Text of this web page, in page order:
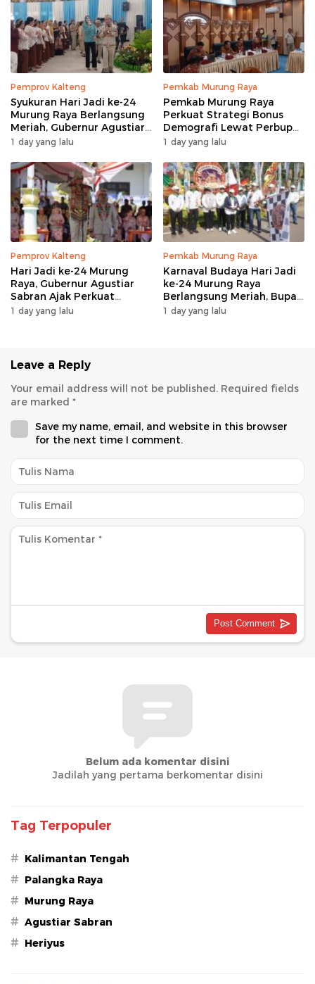
Pemprov Kalteng
Syukuran Hari Jadi ke-24
Murung Raya Berlangsung
Meriah, Gubernur Agustiar
Sabran Hibur Masyarakat
1 day yang lalu
Pemkab Murung Raya
Pemkab Murung Raya
Perkuat Strategi Bonus
Demografi Lewat Perbup
Nomor 14 Tahun 2026
1 day yang lalu
Pemprov Kalteng
Hari Jadi ke-24 Murung
Raya, Gubernur Agustiar
Sabran Ajak Perkuat
Sinergi Pembangunan
1 day yang lalu
Pemkab Murung Raya
Karnaval Budaya Hari Jadi
ke-24 Murung Raya
Berlangsung Meriah, Bupati
Heriyus Apresiasi
1 day yang lalu
Leave a Reply
Your email address will not be published. Required fields
are marked *
Save my name, email, and website in this browser
for the next time I comment.
Belum ada komentar disini
Jadilah yang pertama berkomentar disini
Tag Terpopuler
# Kalimantan Tengah
# Palangka Raya
# Murung Raya
# Agustiar Sabran
# Heriyus